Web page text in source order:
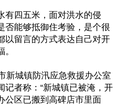
有四五米，面对洪水的侵
否能够抵御住考验，是个很
以留言的方式表达自己对开
新城镇防汛应急救援办公室
记者称：“新城镇已被淹，开
公区已搬到高碑店市里面